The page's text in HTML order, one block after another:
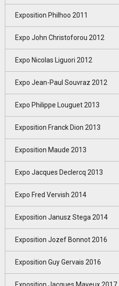
Exposition Philhoo 2011
Expo John Christoforou 2012
Expo Nicolas Liguori 2012
Expo Jean-Paul Souvraz 2012
Expo Philippe Louguet 2013
Exposition Franck Dion 2013
Exposition Maude 2013
Expo Jacques Declercq 2013
Expo Fred Vervish 2014
Exposition Janusz Stega 2014
Exposition Jozef Bonnot 2016
Exposition Guy Gervais 2016